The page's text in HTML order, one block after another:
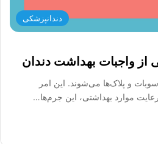
دندانپزشکی
از واجبات بهداشت دندان
و پلاک‌ها می‌شوند. این امر
موارد بهداشتی، این جرم‌ها…